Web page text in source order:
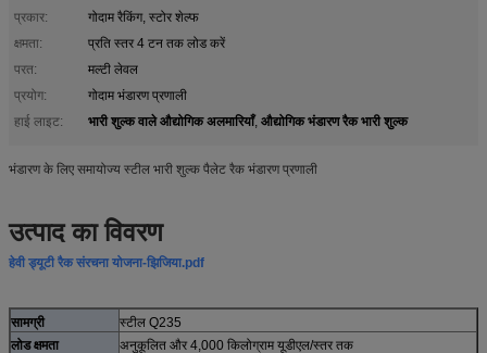
प्रकार:
गोदाम रैकिंग, स्टोर शेल्फ
क्षमता:
प्रति स्तर 4 टन तक लोड करें
परत:
मल्टी लेवल
प्रयोग:
गोदाम भंडारण प्रणाली
हाई लाइट:
भारी शुल्क वाले औद्योगिक अलमारियाँ, औद्योगिक भंडारण रैक भारी शुल्क
भंडारण के लिए समायोज्य स्टील भारी शुल्क पैलेट रैक भंडारण प्रणाली
उत्पाद का विवरण
हेवी ड्यूटी रैक संरचना योजना-झिजिया.pdf
सामग्री
स्टील Q235
लोड क्षमता
अनुकूलित और 4,000 किलोग्राम यूडीएल/स्तर तक